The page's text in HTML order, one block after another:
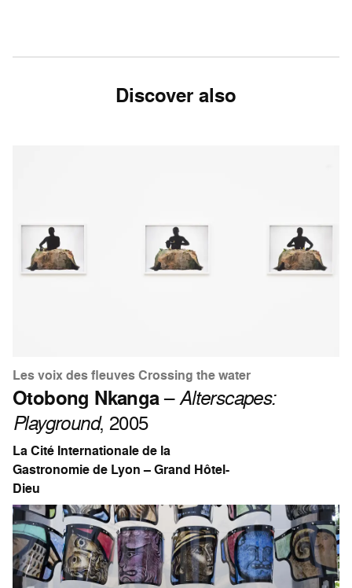
Discover also
Les voix des fleuves Crossing the water
Otobong Nkanga–Alterscapes:
Playground, 2005
La Cité Internationale de la
Gastronomie de Lyon – Grand Hôtel-
Dieu